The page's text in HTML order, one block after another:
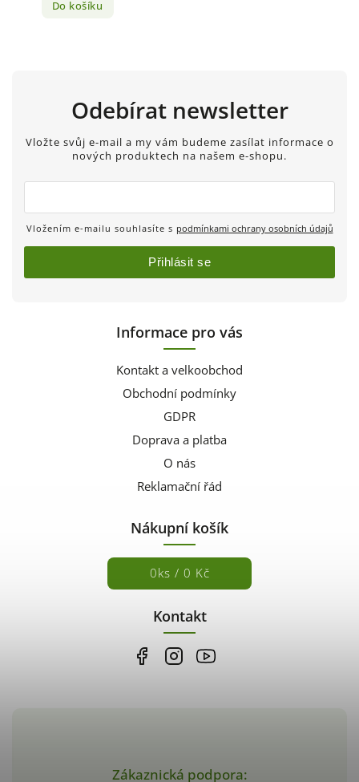
Do košíku
Zákaznická podpora:
Informace pro vás
Kontakt a velkoobchod
Obchodní podmínky
GDPR
Doprava a platba
O nás
Reklamační řád
Nákupní košík
0ks / 0 Kč
Kontakt
Odebírat newsletter
Vložte svůj e-mail a my vám budeme zasílat informace o
nových produktech na našem e-shopu.
Vložením e-mailu souhlasíte s podmínkami ochrany osobních údajů
Přihlásit se